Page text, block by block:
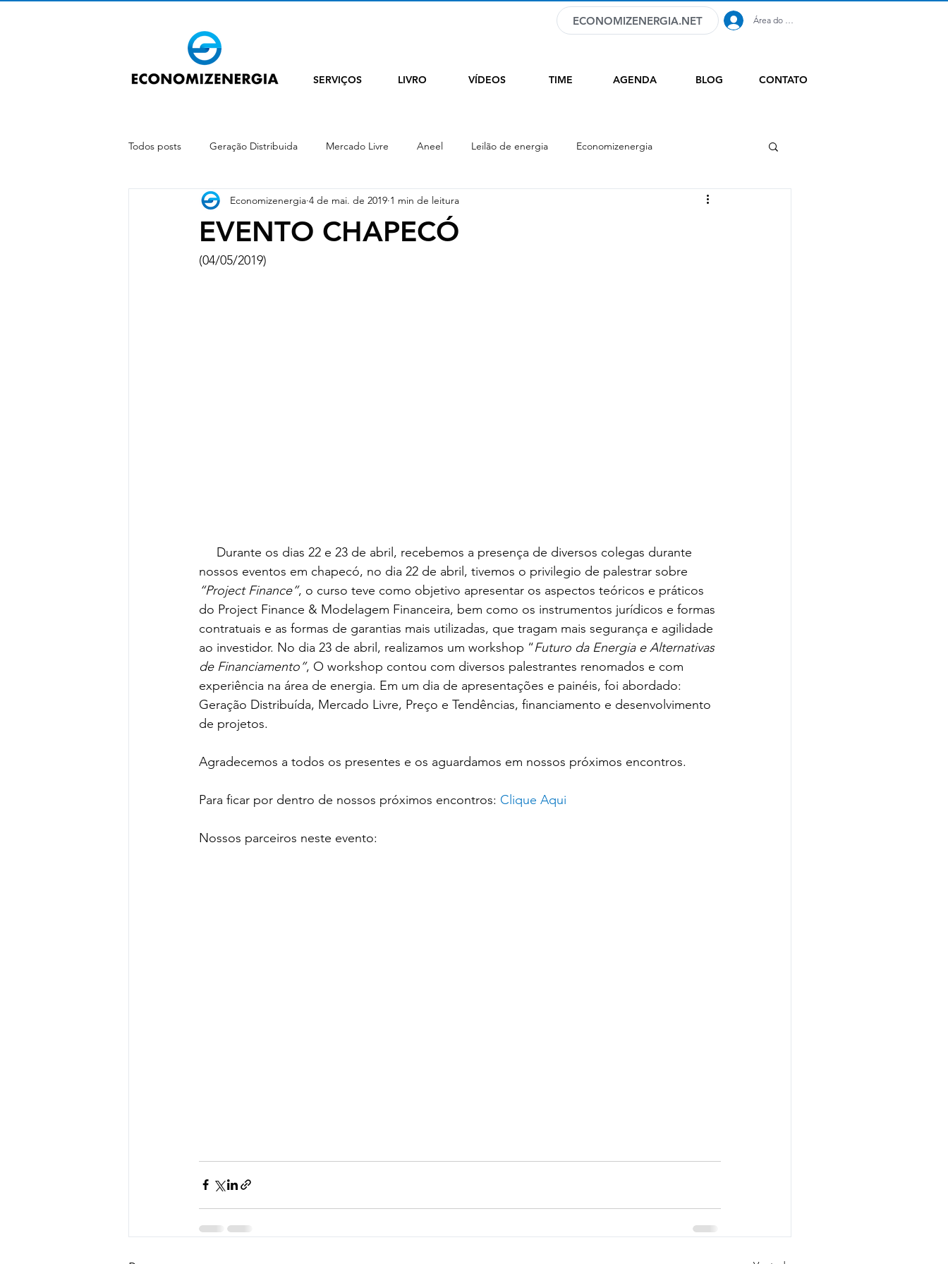
ECONOMIZENERGIA.NET Área do Cliente
SERVIÇOS LIVRO VÍDEOS TIME AGENDA BLOG CONTATO
Todos posts Geração Distribuida Mercado Livre Aneel Leilão de energia Economizenergia
Bandeira tarifária ONS CCEE ACL Financiamento
EVENTO CHAPECÓ
Economizenergia 4 de mai. de 2019 1 min de leitura
(04/05/2019)
nossos eventos em chapecó, no dia 22 de abril, tivemos o privilegio de palestrar sobre
“Project Finance”, o curso teve como objetivo apresentar os aspectos teóricos e práticos
do Project Finance & Modelagem Financeira, bem como os instrumentos jurídicos e formas
contratuais e as formas de garantias mais utilizadas, que tragam mais segurança e agilidade
ao investidor. No dia 23 de abril, realizamos um workshop “Futuro da Energia e Alternativas
de Financiamento”, O workshop contou com diversos palestrantes renomados e com
experiência na área de energia. Em um dia de apresentações e painéis, foi abordado:
Geração Distribuída, Mercado Livre, Preço e Tendências, financiamento e desenvolvimento
de projetos.
Agradecemos a todos os presentes e os aguardamos em nossos próximos encontros.
Para ficar por dentro de nossos próximos encontros: Clique Aqui
Nossos parceiros neste evento: